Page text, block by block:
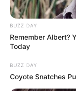
Δείτε όλες τις
τον Κόσμο, τη
BUZZ DAY
Remember Albert?
Today
BUZZ DAY
Coyote Snatches